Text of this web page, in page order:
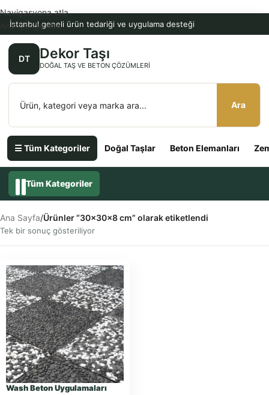
İstanbul geneli ürün tedariği ve uygulama desteği
DT Dekor Taşı
DOĞAL TAŞ VE BETON ÇÖZÜMLERI
Ara
☰ Tüm Kategoriler Doğal Taşlar Beton Elemanları
Navigasyona atla
Ana içeriğe atla
Tüm Kategoriler
Ana Sayfa/Ürünler “30x30x8 cm” olarak etiketlendi
Tek bir sonuç gösteriliyor
Wash Beton Uygulamaları